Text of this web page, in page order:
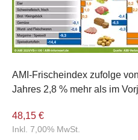
AMI-Frischeindex zufolge
Jahres 2,8 % mehr als im
48,15 €
Inkl. 7,00% MwSt.